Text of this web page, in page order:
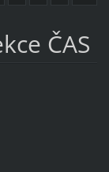
ČAS